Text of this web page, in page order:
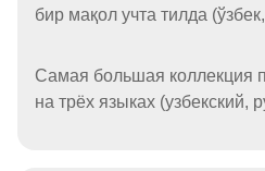
бир мақол учта тилда
Самая большая коллекция
на трёх языках (узбекский,